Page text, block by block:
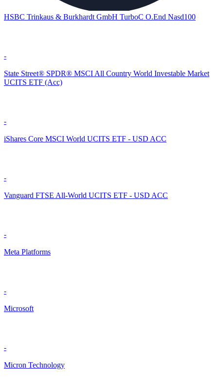
HSBC Trinkaus & Burkhardt GmbH TurboC O.End Nasd100
-
State Street® SPDR® MSCI All Country World Investable Market
UCITS ETF (Acc)
-
iShares Core MSCI World UCITS ETF - USD ACC
-
Vanguard FTSE All-World UCITS ETF - USD ACC
-
Meta Platforms
-
Microsoft
-
Micron Technology